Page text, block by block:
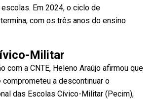
Em 2024, o ciclo de
com os três anos do ensino
Militar
com a CNTE, Heleno Araújo afirmou que
comprometeu a descontinuar o
das Escolas Cívico-Militar (Pecim),